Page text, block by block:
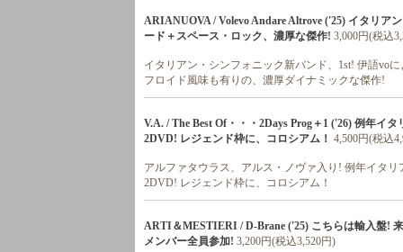
ARIANUOVA / Volevo Andare Altrove ('25) イタリア
ード＋スペース・ロック、濃厚な傑作! 3,000円(税込
イタリアン・シンフォニック新バンド、1st! 伊語vo
フロイド風味も有りの、濃厚ダイナミックな傑作!
V.A. / The Best Of・・・2Days Prog＋1 ('26) 例年イ
2DVD! レジェンド枠に、コロシアム！ 4,500円(税込
アルファタウラス、アルス・ノヴァ入り! 例年イタ
2DVD! レジェンド枠に、コロシアム！
ARTI＆MESTIERI / D-Brane ('25) こちらは輸入盤!
メンバー全員参加! 3,200円(税込3,520円)